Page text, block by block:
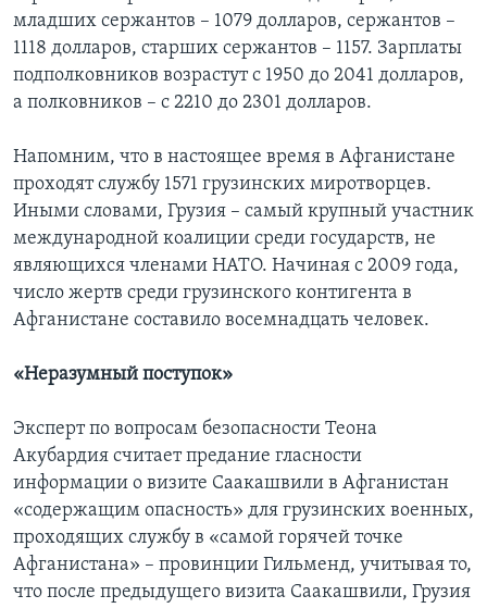
младших сержантов – 1079 долларов, сержантов –
1118 долларов, старших сержантов – 1157. Зарплаты
подполковников возрастут с 1950 до 2041 долларов,
а полковников – с 2210 до 2301 долларов.
Напомним, что в настоящее время в Афганистане
проходят службу 1571 грузинских миротворцев.
Иными словами, Грузия – самый крупный участник
международной коалиции среди государств, не
являющихся членами НАТО. Начиная с 2009 года,
число жертв среди грузинского контигента в
Афганистане составило восемнадцать человек.
«Неразумный поступок»
Эксперт по вопросам безопасности Теона
Акубардия считает предание гласности
информации о визите Саакашвили в Афганистан
«содержащим опасность» для грузинских военных,
проходящих службу в «самой горячей точке
Афганистана» – провинции Гильменд, учитывая то,
что после предыдущего визита Саакашвили, Грузия